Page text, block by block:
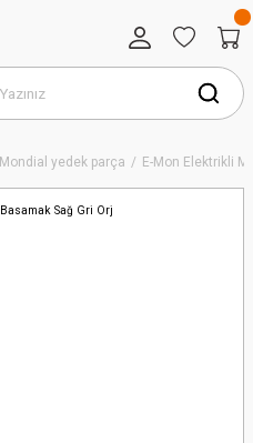
Mondial yedek parça E-Mon Elektrikli